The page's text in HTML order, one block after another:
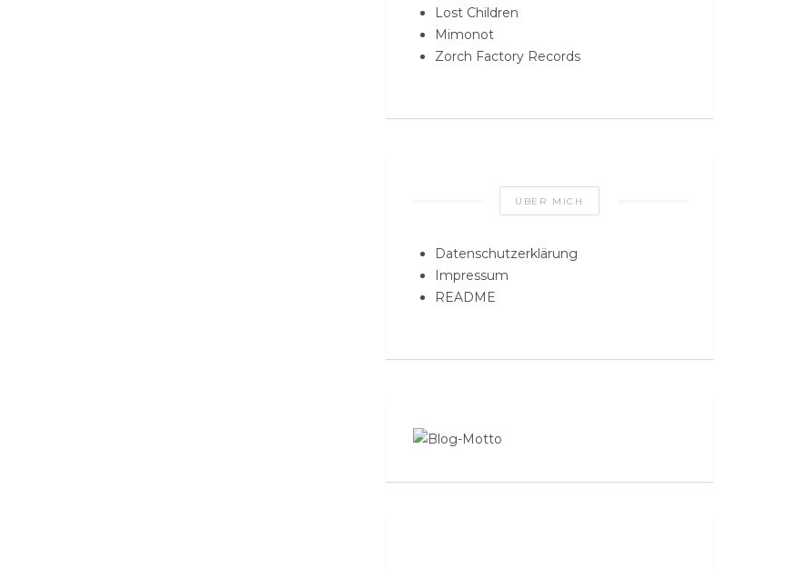
Lost Children
Mimonot
Zorch Factory Records
ÜBER MICH
Datenschutzerklärung
Impressum
README